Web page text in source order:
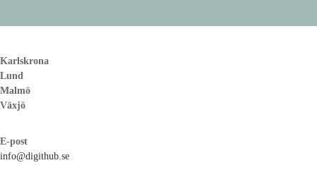
Karlskrona
Lund
Malmö
Växjö
E-post
info@digithub.se